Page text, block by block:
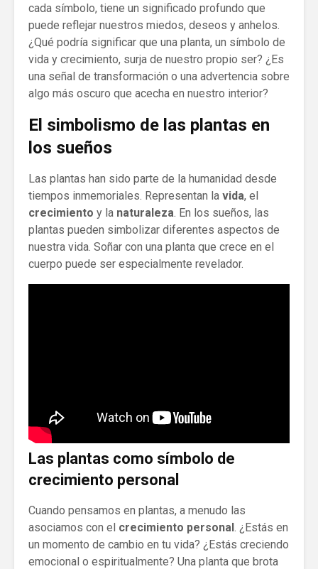
cada símbolo, tiene un significado profundo que
puede reflejar nuestros miedos, deseos y anhelos.
¿Qué podría significar que una planta, un símbolo de
vida y crecimiento, surja de nuestro propio ser? ¿Es
una señal de transformación o una advertencia sobre
algo más oscuro que acecha en nuestro interior?
El simbolismo de las plantas en
los sueños
Las plantas han sido parte de la humanidad desde
tiempos inmemoriales. Representan la vida, el
crecimiento y la naturaleza . En los sueños, las
plantas pueden simbolizar diferentes aspectos de
nuestra vida. Soñar con una planta que crece en el
cuerpo puede ser especialmente revelador.
Las plantas como símbolo de
crecimiento personal
Cuando pensamos en plantas, a menudo las
asociamos con el crecimiento personal . ¿Estás en
un momento de cambio en tu vida? ¿Estás creciendo
emocional o espiritualmente? Una planta que brota